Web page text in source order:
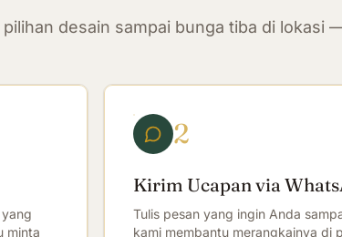
pilihan desain sampai bunga tiba di lokasi
minta
2
Kirim Ucapan via
Tulis pesan yang ingin Anda
kami membantu merangkainya di